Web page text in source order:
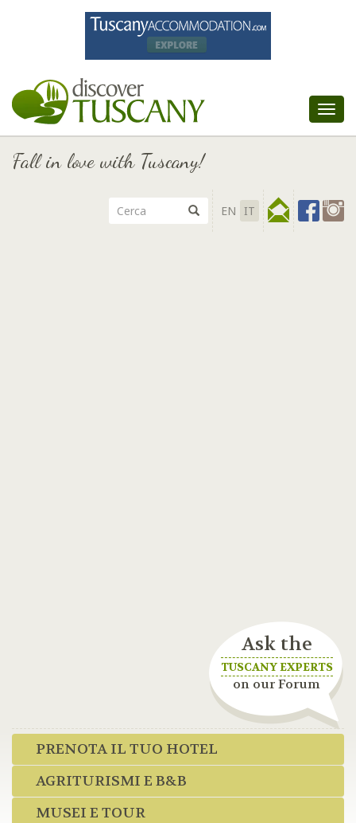
Fall in love with Tuscany!
EN IT
Ask the
TUSCANY EXPERTS
on our Forum
PRENOTA IL TUO HOTEL
AGRITURISMI E B&B
MUSEI E TOUR